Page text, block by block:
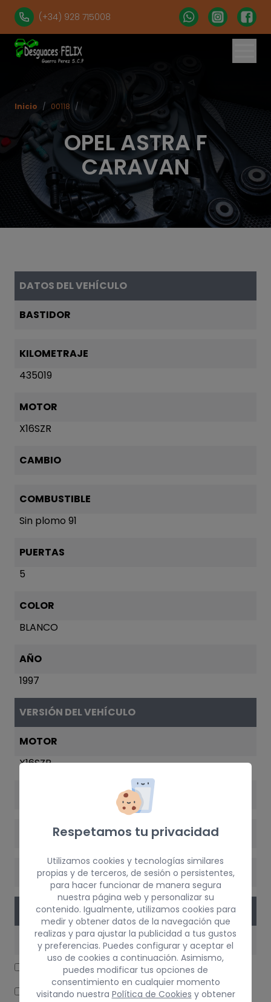
(+34) 928 715008
OPEL ASTRA F
CARAVAN
Inicio / 00118 /
DATOS DEL VEHÍCULO
BASTIDOR
KILOMETRAJE
435019
MOTOR
X16SZR
CAMBIO
COMBUSTIBLE
Sin plomo 91
PUERTAS
5
COLOR
BLANCO
AÑO
1997
VERSIÓN DEL VEHÍCULO
MOTOR
X16SZR
VERSIÓN
CAMBIO
PIEZAS
ELECTRICIDAD
CENTRALITA MOTOR UCE
WARNING
Respetamos tu privacidad
Utilizamos cookies y tecnologías similares
propias y de terceros, de sesión o persistentes,
para hacer funcionar de manera segura
nuestra página web y personalizar su
contenido. Igualmente, utilizamos cookies para
medir y obtener datos de la navegación que
realizas y para ajustar la publicidad a tus gustos
y preferencias. Puedes configurar y aceptar el
uso de cookies a continuación. Asimismo,
puedes modificar tus opciones de
consentimiento en cualquier momento
visitando nuestra Política de Cookies y obtener